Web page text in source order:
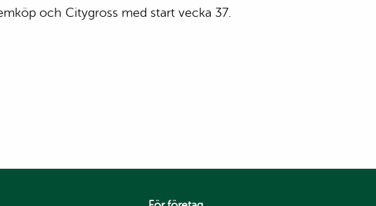
och Citygross med start vecka 37.